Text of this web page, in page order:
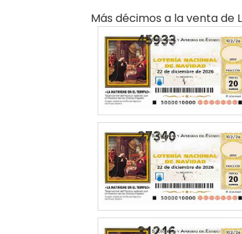
Más décimos a la venta de